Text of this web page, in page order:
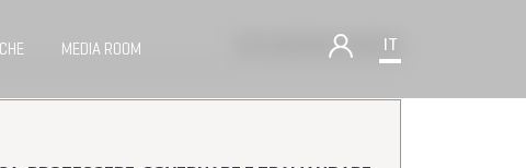
MEDIA ROOM IT
Torna alla lista workshop